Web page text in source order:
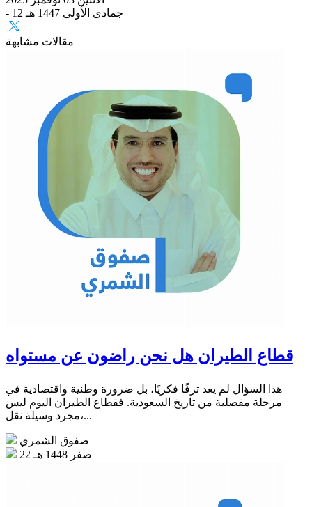
- 12 جمادى الأولى 1447 هـ
مقالات مشابهة
قطاع الطيران هل نحن راضون عن مستواه
هذا السؤال لم يعد ترفًا فكريًا، بل ضرورة وطنية واقتصادية في
مرحلة مفصلية من تاريخ السعودية. فقطاع الطيران اليوم ليس
مجرد وسيلة نقل،...
صفوق الشمري
22 صفر 1448 هـ